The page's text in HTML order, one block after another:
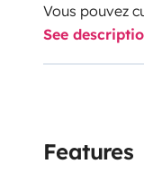
Vous pouvez
retractable.
La vaisselle
Pour dormir
See
Features